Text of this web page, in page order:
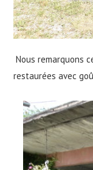
Nous remarquons
restaurées avec